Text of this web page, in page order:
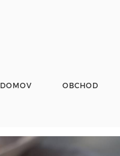
DOMOV OBCHOD